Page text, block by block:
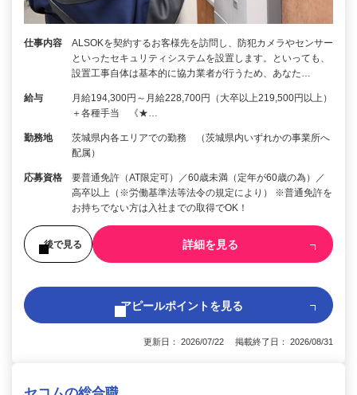
仕事内容
ALSOKを契約するお客様先を訪問し、防犯カメラやセンサー
といったセキュリティシステムを設置します。といっても、
設置工事自体は基本的に協力業者が行うため、あなた…
給与
月給194,300円～月給228,700円（大卒以上219,500円以上）
＋各種手当 《★…
勤務地
茨城県内各エリアでの勤務 （茨城県内いずれかの事業所へ
配属）
応募資格
要普通免許（AT限定可）／60歳未満（定年が60歳の為）／
高卒以上（※労働基準法等法令の規定により） ※普通免許を
お持ちでない方は入社までの取得でOK！
後で見る 詳細を見る
アピールポイントを見る
更新日： 2026/07/22 掲載終了日： 2026/08/31